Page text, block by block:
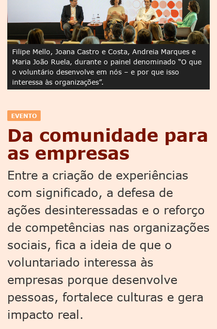
Filipe Mello, Joana Castro e Costa, Andreia Marques e
Maria João Ruela, durante o painel denominado “O que
o voluntário desenvolve em nós – e por que isso
interessa às organizações”.
EVENTO
Da comunidade para
as empresas
Entre a criação de experiências
com significado, a defesa de
ações desinteressadas e o reforço
de competências nas organizações
sociais, fica a ideia de que o
voluntariado interessa às
empresas porque desenvolve
pessoas, fortalece culturas e gera
impacto real.